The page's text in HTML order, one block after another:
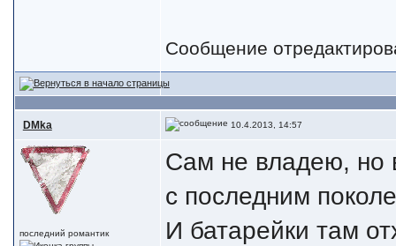
Сообщение
DMka 10.4.2013, 14:57
последний романтик
Сам не владею, но
с последним
И батарейки там